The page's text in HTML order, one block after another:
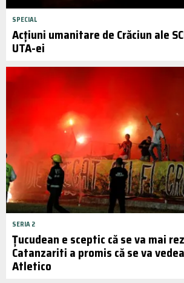
SPECIAL
Acțiuni umanitare de Crăciun ale
UTA-ei
SERIA 2
Țucudean e sceptic că se va mai
Catanzariti a promis că se va
Atletico